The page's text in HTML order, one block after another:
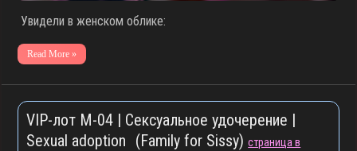
Увидели в женском облике:
Read More »
VIP-лот M-04 | Сексуальное удочерение |
Sexual adoption (Family for Sissy)страница в